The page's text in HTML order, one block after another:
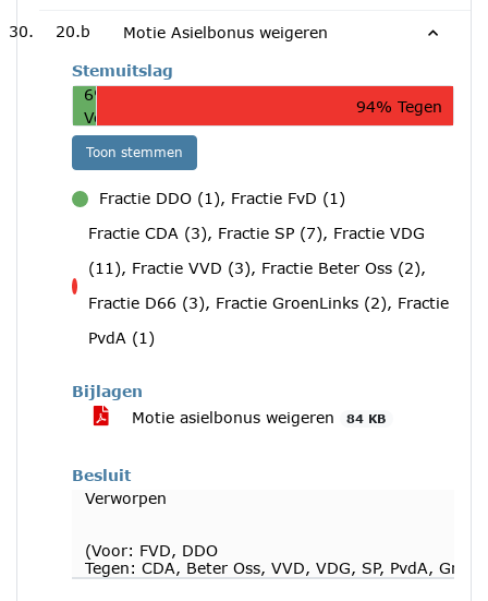
20.b Motie Asielbonus weigeren
Stemuitslag
6%
Voor
94% Tegen
Toon stemmen
Fractie DDO (1), Fractie FvD (1)
tegen
Fractie CDA (3), Fractie SP (7), Fractie VDG
(11), Fractie VVD (3), Fractie Beter Oss (2),
Fractie D66 (3), Fractie GroenLinks (2), Fractie
PvdA (1)
Bijlagen
Motie asielbonus weigeren
84 KB
Besluit
Verworpen
(Voor: FVD, DDO
Tegen: CDA, Beter Oss, VVD, VDG, SP, PvdA,